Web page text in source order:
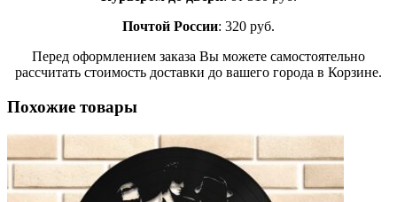
Почтой России: 320 руб.
Перед оформлением заказа Вы можете самостоятельно
рассчитать стоимость доставки до вашего города в Корзине.
Похожие товары